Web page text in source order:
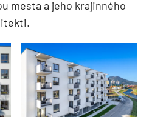
mesta a jeho krajinného